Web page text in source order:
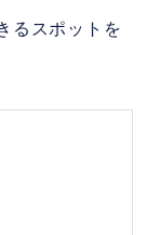
るスポットを